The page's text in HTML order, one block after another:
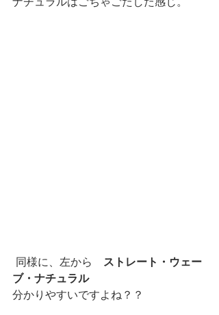
同様に、左から ストレート・ウェー
ブ・ナチュラル
分かりやすいですよね？？